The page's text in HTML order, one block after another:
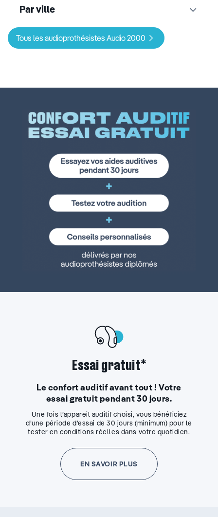
Par ville
Tous les audioprothésistes Audio 2000
Essai gratuit*
Le confort auditif avant tout ! Votre
essai gratuit pendant 30 jours.
Une fois l’appareil auditif choisi, vous bénéficiez
d’une période d’essai de 30 jours (minimum) pour le
tester en conditions réelles dans votre quotidien.
EN SAVOIR PLUS